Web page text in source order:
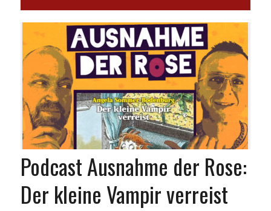
Podcast Ausnahme der Rose:
Der kleine Vampir verreist